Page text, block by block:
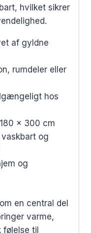
hvilket sikrer
af gyldne
rumdeler eller
hos
x 300 cm
og
og
en central del
varme,
følelse til